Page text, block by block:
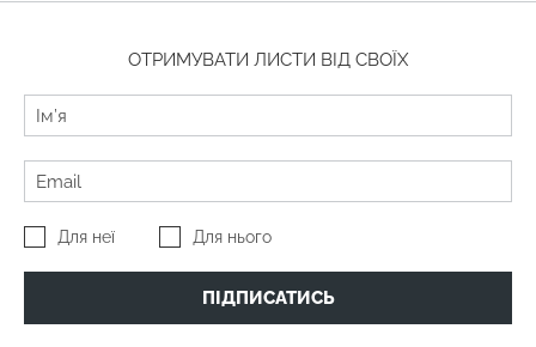
ОТРИМУВАТИ ЛИСТИ ВІД СВОЇХ
Для неї Для нього
ПІДПИСАТИСЬ